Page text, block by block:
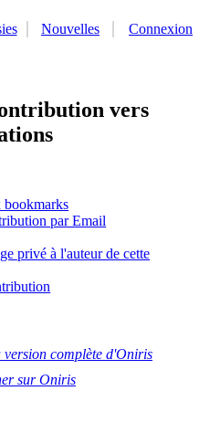
Nouvelles Connexion
vers
par Email
privé à l'auteur de cette
version complète d'Oniris
sur Oniris